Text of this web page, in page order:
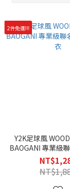
2件免運!!!
Y2K足球風
BAOGANI 專業級
雨衣